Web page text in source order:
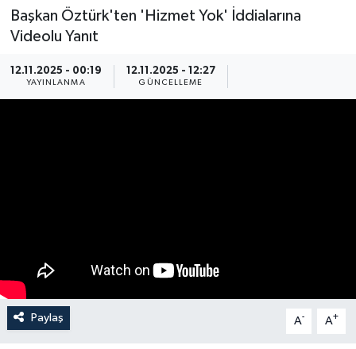
Başkan Öztürk'ten 'Hizmet Yok' İddialarına
Videolu Yanıt
12.11.2025 - 00:19
YAYINLANMA
12.11.2025 - 12:27
GÜNCELLEME
Paylaş A- A+
Kilimli
Puan Durumu ve Fikstür
Son Dakika Haberleri